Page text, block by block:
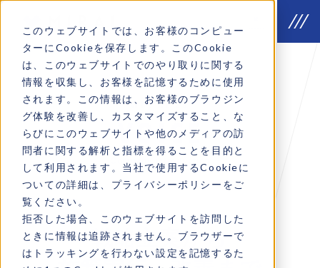
このウェブサイトでは、お客様のコンピュー
ターにCookieを保存します。このCookie
は、このウェブサイトでのやり取りに関する
情報を収集し、お客様を記憶するために使用
されます。この情報は、お客様のブラウジン
グ体験を改善し、カスタマイズすること、な
らびにこのウェブサイトや他のメディアの訪
問者に関する解析と指標を得ることを目的と
して利用されます。当社で使用するCookieに
ついての詳細は、プライバシーポリシーをご
覧ください。
拒否した場合、このウェブサイトを訪問した
ときに情報は追跡されません。ブラウザーで
はトラッキングを行わない設定を記憶するた
Why we do
VOICE
Company introduction
戦略立案から